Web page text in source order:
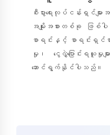
စီးပွားရေးလုပ်ငန်းရှင်မျ
အမျိုးအစားတစ်ခု ဖြ
စာရင်းနှင့် စာရင်းရှင်စ
မှု၊ ငွေလွှဲပြောင်းရယူမှု
ဆောင်ရွက်နိုင်ပါသည်။